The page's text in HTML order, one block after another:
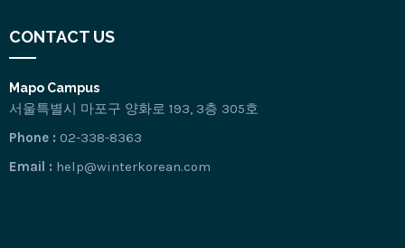
CONTACT US
Mapo Campus
서울특별시 마포구 양화로 193, 3층 305호
Phone : 02-338-8363
Email : help@winterkorean.com